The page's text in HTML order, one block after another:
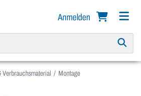
Anmelden
Verbrauchsmaterial Montage